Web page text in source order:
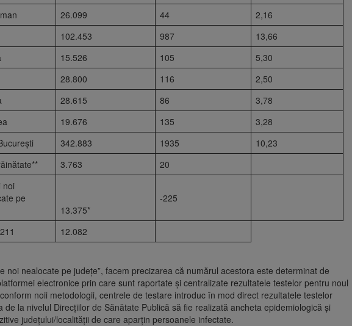
26.099 44
2,16
102.453 987
13,66
15.526 105
5,30
28.800 116
2,50
28.615 86
3,78
19.676 135
3,28
342.883 1935
10,23
3.763 20
noi
pe
13.375*
-225
12.082
noi nealocate pe județe”, facem precizarea că numărul acestora este determinat de
electronice prin care sunt raportate și centralizate rezultatele testelor pentru noul
noii metodologii, centrele de testare introduc în mod direct rezultatele testelor
de la nivelul Direcțiilor de Sănătate Publică să fie realizată ancheta epidemiologică și
județului/localității de care aparțin persoanele infectate.